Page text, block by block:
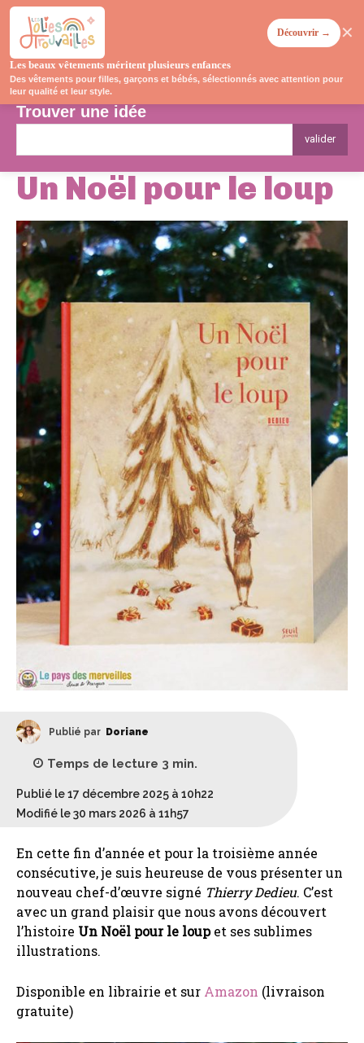
Trouver une idée
valider
Un Noël pour le loup
Publié par Doriane
Temps de lecture 3 min.
Publié le 17 décembre 2025 à 10h22
Modifié le 30 mars 2026 à 11h57
En cette fin d’année et pour la troisième année
consécutive, je suis heureuse de vous présenter un
nouveau chef-d’œuvre signé Thierry Dedieu. C’est
avec un grand plaisir que nous avons découvert
l’histoire Un Noël pour le loupet ses sublimes
illustrations.
Disponible en librairie et sur Amazon (livraison
gratuite)
Les beaux vêtements méritent plusieurs enfances
Des vêtements pour filles, garçons et bébés, sélectionnés avec attention pour
leur qualité et leur style.
Découvrir → ✕